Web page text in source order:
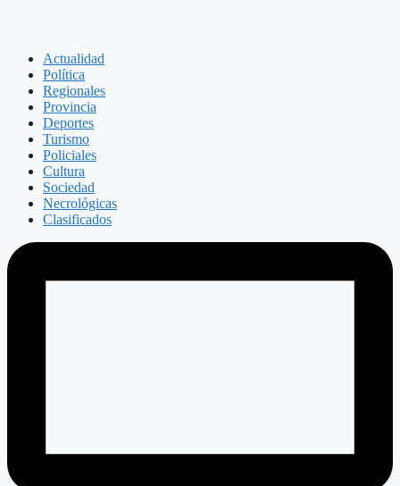
Actualidad
Política
Regionales
Provincia
Deportes
Turismo
Policiales
Cultura
Sociedad
Necrológicas
Clasificados